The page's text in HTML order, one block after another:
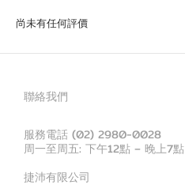
尚未有任何評價
聯絡我們
服務電話 (02) 2980-0028
周一至周五: 下午12點 – 晚上7點
捷沛有限公司